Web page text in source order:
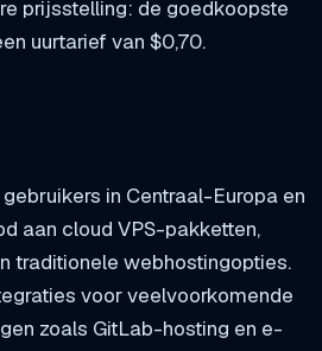
prijsstelling: de goedkoopste
uurtarief van $0,70.
in Centraal-Europa en
aan cloud VPS-pakketten,
traditionele webhostingopties.
voor veelvoorkomende
zoals GitLab-hosting en e-